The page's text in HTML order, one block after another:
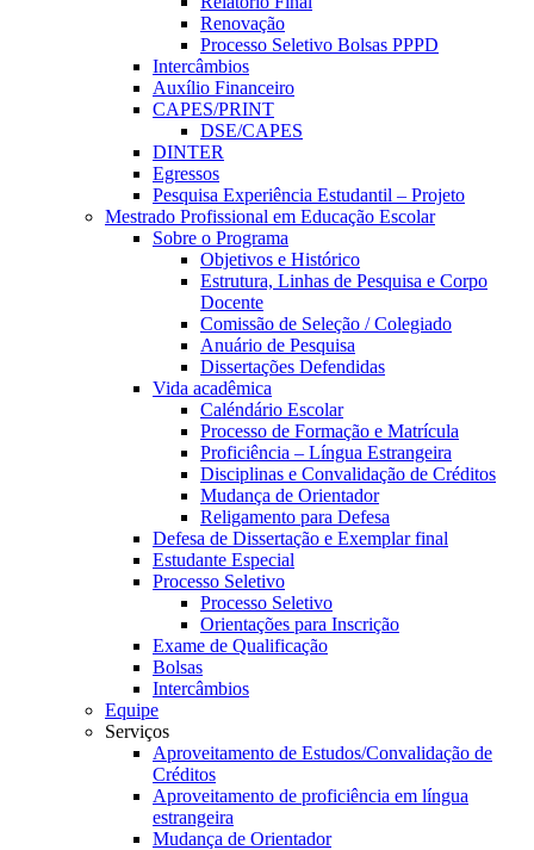
Renovação
Processo Seletivo Bolsas PPPD
Intercâmbios
Auxílio Financeiro
CAPES/PRINT
DSE/CAPES
DINTER
Egressos
Pesquisa Experiência Estudantil – Projeto
Mestrado Profissional em Educação Escolar
Sobre o Programa
Objetivos e Histórico
Estrutura, Linhas de Pesquisa e Corpo
Docente
Comissão de Seleção / Colegiado
Anuário de Pesquisa
Dissertações Defendidas
Vida acadêmica
Caléndário Escolar
Processo de Formação e Matrícula
Proficiência – Língua Estrangeira
Disciplinas e Convalidação de Créditos
Mudança de Orientador
Religamento para Defesa
Defesa de Dissertação e Exemplar final
Estudante Especial
Processo Seletivo
Processo Seletivo
Orientações para Inscrição
Exame de Qualificação
Bolsas
Intercâmbios
Equipe
Serviços
Aproveitamento de Estudos/Convalidação de
Créditos
Aproveitamento de proficiência em língua
estrangeira
Mudança de Orientador